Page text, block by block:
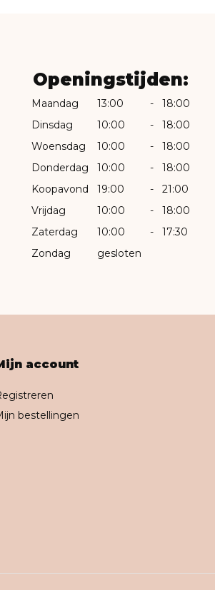
Openingstijden:
Maandag 13:00 -
18:00
Dinsdag
10:00 -
18:00
Woensdag
10:00 -
18:00
Donderdag
10:00 -
18:00
Koopavond
19:00 -
21:00
Vrijdag
10:00 -
18:00
Zaterdag
10:00 -
17:30
Zondag
gesloten
account
bestellingen